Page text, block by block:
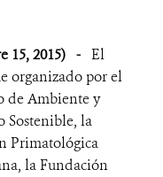
15, 2015) - El
organizado por el
de Ambiente y
Sostenible, la
Primatológica
la Fundación